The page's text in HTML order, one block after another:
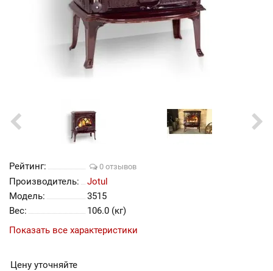
Рейтинг: 0 отзывов
Производитель:
Jotul
Модель:
3515
Вес:
106.0 (кг)
Показать все характеристики
Цену уточняйте